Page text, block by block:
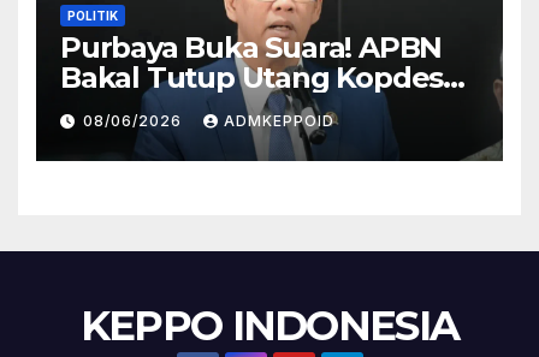
POLITIK
Purbaya Buka Suara! APBN
Bakal Tutup Utang Kopdes
Rp 240 Triliun, Cicilan Rp 40
Triliun per Tahun
08/06/2026 ADMKEPPOID
KEPPO INDONESIA